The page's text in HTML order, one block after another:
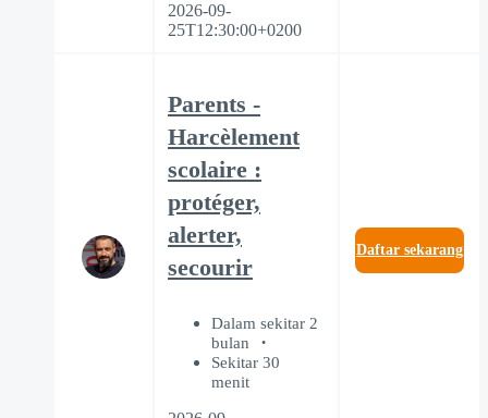
2026-09-
25T12:30:00+0200
Parents -
Harcèlement
scolaire :
protéger,
alerter,
secourir
Dalam sekitar 2
bulan
Sekitar 30
menit
Daftar sekarang